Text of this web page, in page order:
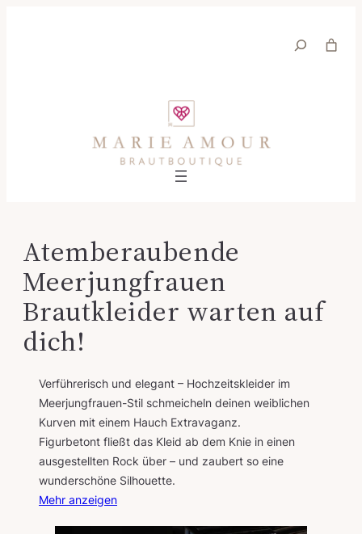
Suche
Atemberaubende
Meerjungfrauen
Brautkleider warten auf
dich!
Verführerisch und elegant – Hochzeitskleider im
Meerjungfrauen-Stil schmeicheln deinen weiblichen
Kurven mit einem Hauch Extravaganz.
Figurbetont fließt das Kleid ab dem Knie in einen
ausgestellten Rock über – und zaubert so eine
wunderschöne Silhouette.
Mehr anzeigen